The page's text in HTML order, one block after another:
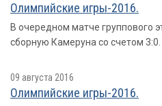
Олимпийские игры-2016.
В очередном матче группового
сборную Камеруна со счетом 3:0.
09 августа 2016
Олимпийские игры-2016.